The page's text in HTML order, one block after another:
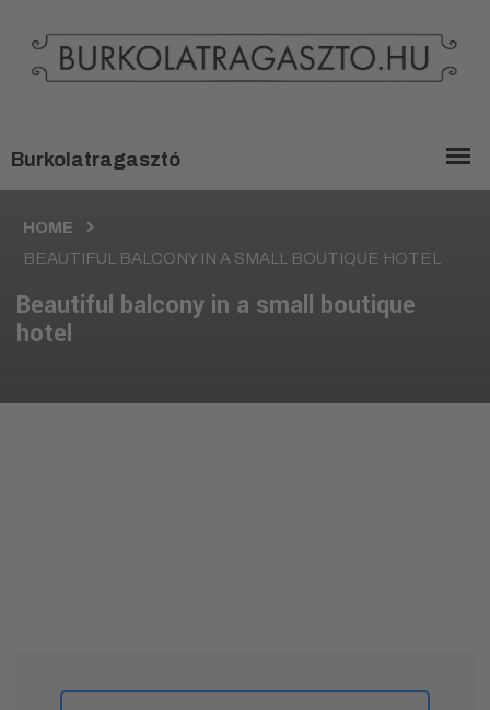
HOME
BEAUTIFUL BALCONY IN A SMALL BOUTIQUE HOTEL
Beautiful balcony in a small boutique
hotel